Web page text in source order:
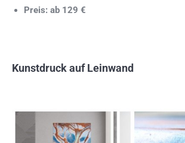
Preis: ab 129 €
Kunstdruck auf Leinwand